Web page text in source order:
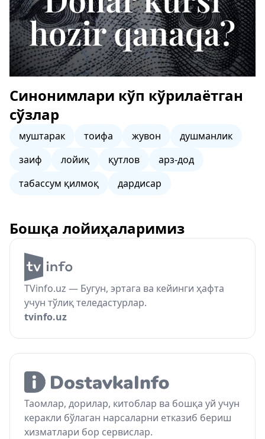
Синонимлари кўп кўрилаётган
сўзлар
муштарак тоифа жувон
душманлик
заиф
лойиқ қутлов
арз-дод
табассум қилмоқ
дардисар
Бошқа лойиҳаларимиз
TVinfo.uz — Бугун, эртага ва кейинги ҳафта
учун тўлиқ теледастурлар.
tvinfo.uz
Таомлар, дорилар, китоблар ва бошқа уй учун
керакли бўлаган нарсаларни етказиб бериш
хизматлари бор сервислар.